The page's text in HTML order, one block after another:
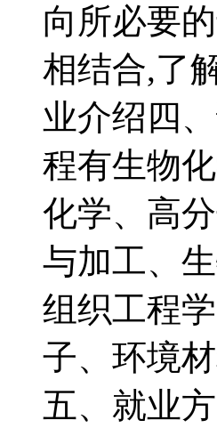
向所必要
相结合,了
业介绍四
程有生物
化学、高
与加工、
组织工程
子、环境
五、就业